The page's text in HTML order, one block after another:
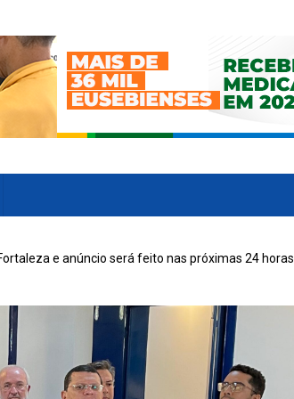
e anúncio será feito nas próximas 24 horas